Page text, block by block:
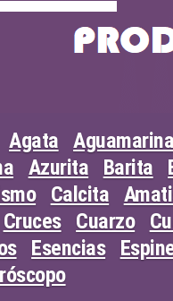
Agata Aguamarina
Azurita Barita
Calcita
Cruces Cuarzo
Esencias